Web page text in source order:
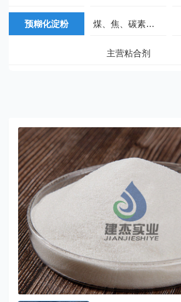
预糊化淀粉 煤、焦、碳素系列粘合剂
主营粘合剂